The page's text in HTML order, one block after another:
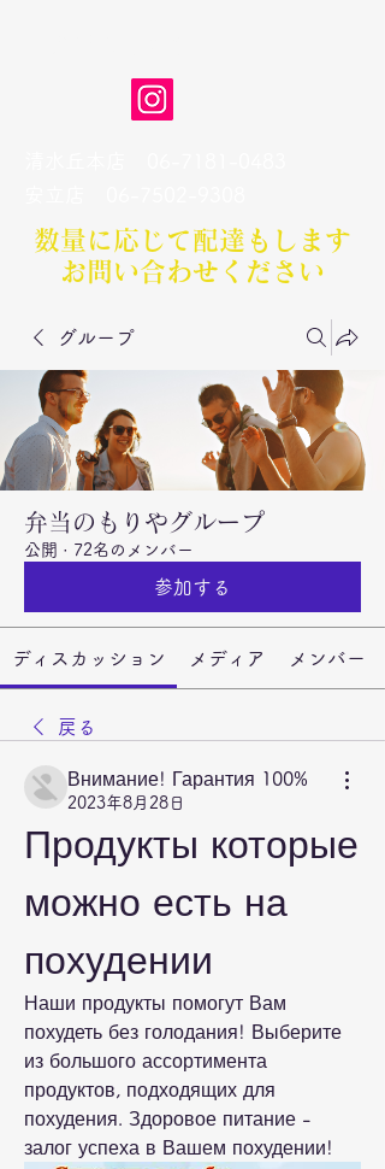
数量に応じて配達もします​
お問い合わせください
グループ
弁当のもりやグループ
公開 · 72名のメンバー
参加する
ディスカッション メディア メンバー
戻る
Внимание! Гарантия 100%
2023年8月28日
Продукты которые
можно есть на
похудении
Наши продукты помогут Вам
похудеть без голодания! Выберите
из большого ассортимента
продуктов, подходящих для
похудения. Здоровое питание -
залог успеха в Вашем похудении!